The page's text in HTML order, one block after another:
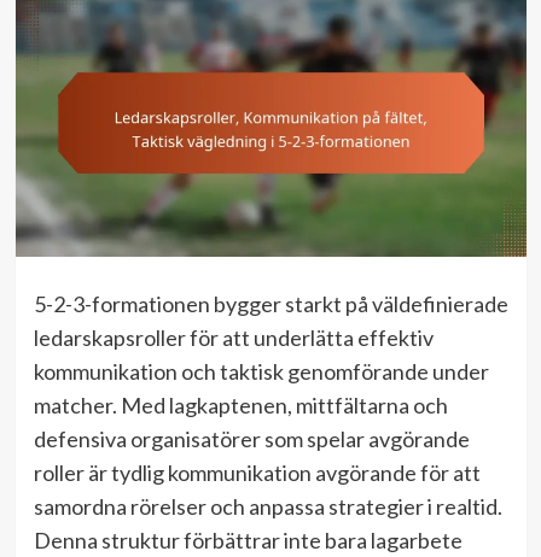
5-2-3-formationen bygger starkt på väldefinierade
ledarskapsroller för att underlätta effektiv
kommunikation och taktisk genomförande under
matcher. Med lagkaptenen, mittfältarna och
defensiva organisatörer som spelar avgörande
roller är tydlig kommunikation avgörande för att
samordna rörelser och anpassa strategier i realtid.
Denna struktur förbättrar inte bara lagarbete